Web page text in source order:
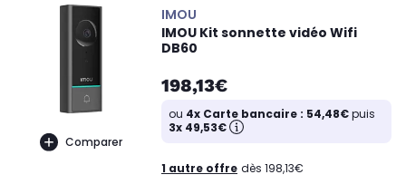
Comparer
IMOU
IMOU Kit sonnette vidéo Wifi
DB60
198,13€
ou 4x Carte bancaire : 54,48€puis
3x 49,53€
1 autre offre dès 198,13€